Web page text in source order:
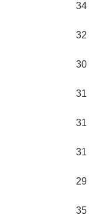
34
32
30
31
31
31
29
35